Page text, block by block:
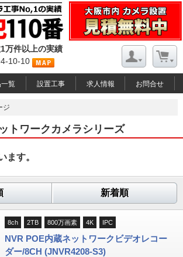
万件以上の実績
10-10
覧 設置工事 求人情報 お問合せ
ジ
トワークカメラシリーズ
ます。
新着順
8ch 2TB 800万画素 4K IPC
NVR POE内蔵ネットワークビデオレコー
ダー/8CH (JNVR4208-S3)